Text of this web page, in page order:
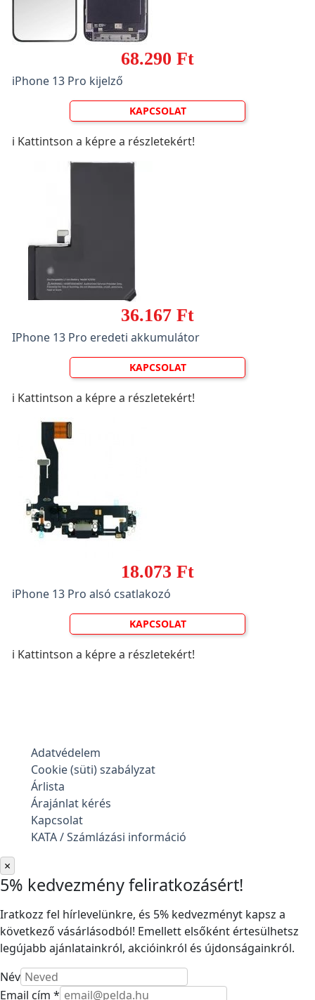
68.290 Ft
iPhone 13 Pro kijelző
KAPCSOLAT
ℹ️ Kattintson a képre a részletekért!
36.167 Ft
IPhone 13 Pro eredeti akkumulátor
KAPCSOLAT
ℹ️ Kattintson a képre a részletekért!
18.073 Ft
iPhone 13 Pro alsó csatlakozó
KAPCSOLAT
ℹ️ Kattintson a képre a részletekért!
Adatvédelem
Cookie (süti) szabályzat
Árlista
Árajánlat kérés
Kapcsolat
KATA / Számlázási információ
×
5% kedvezmény feliratkozásért!
Iratkozz fel hírlevelünkre, és 5% kedvezményt kapsz a
következő vásárlásodból! Emellett elsőként értesülhetsz
legújabb ajánlatainkról, akcióinkról és újdonságainkról.
Név
Email cím *